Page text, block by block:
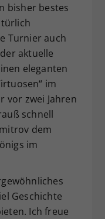
bisher bestes
Turnier auch
aktuelle
eleganten
im
vor zwei Jahren
schnell
dem
im
Geschichte
Ich freue